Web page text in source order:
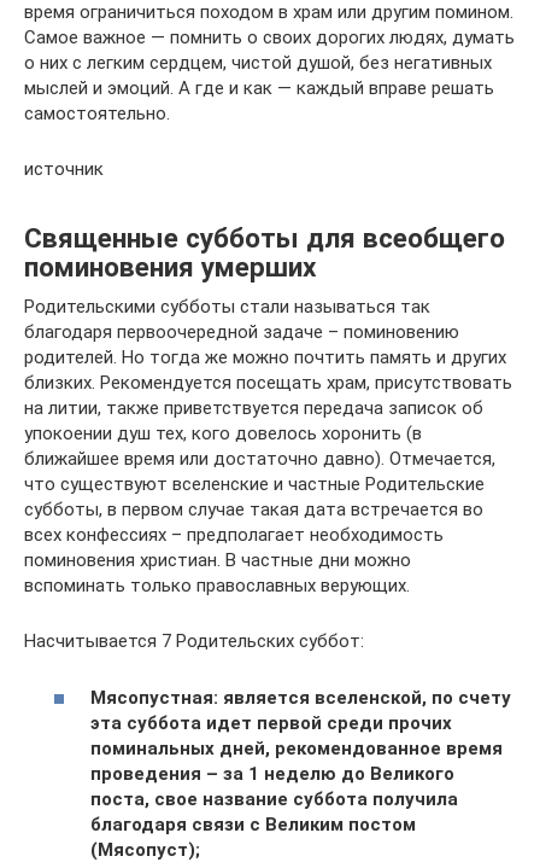
время ограничиться походом в храм или другим помином.
Самое важное — помнить о своих дорогих людях, думать
о них с легким сердцем, чистой душой, без негативных
мыслей и эмоций. А где и как — каждый вправе решать
самостоятельно.
источник
Священные субботы для всеобщего
поминовения умерших
Родительскими субботы стали называться так
благодаря первоочередной задаче – поминовению
родителей. Но тогда же можно почтить память и других
близких. Рекомендуется посещать храм, присутствовать
на литии, также приветствуется передача записок об
упокоении душ тех, кого довелось хоронить (в
ближайшее время или достаточно давно). Отмечается,
что существуют вселенские и частные Родительские
субботы, в первом случае такая дата встречается во
всех конфессиях – предполагает необходимость
поминовения христиан. В частные дни можно
вспоминать только православных верующих.
Насчитывается 7 Родительских суббот:
Мясопустная: является вселенской, по счету
эта суббота идет первой среди прочих
поминальных дней, рекомендованное время
проведения – за 1 неделю до Великого
поста, свое название суббота получила
благодаря связи с Великим постом
(Мясопуст);